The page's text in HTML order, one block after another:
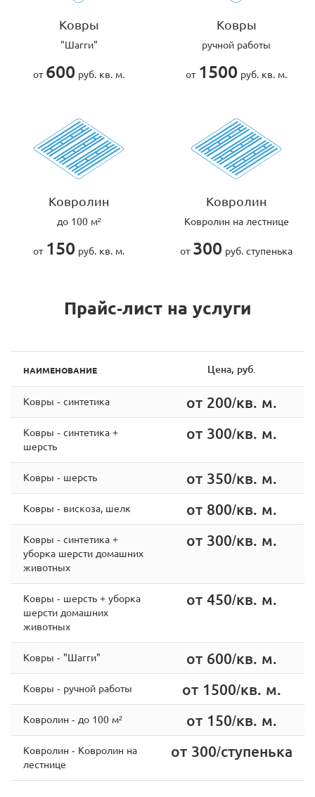
Ковры
"Шагги"
от 600 руб. кв. м.
Ковры
ручной работы
от 1500 руб. кв. м.
Ковролин
до 100 м²
от 150 руб. кв. м.
Ковролин
Ковролин на лестнице
от 300 руб. ступенька
Прайс-лист на услуги
НАИМЕНОВАНИЕ Цена, руб.
Ковры - синтетика от 200/кв. м.
Ковры - синтетика +
шерсть
от 300/кв. м.
Ковры - шерсть от 350/кв. м.
Ковры - вискоза, шелк от 800/кв. м.
Ковры - cинтетика +
уборка шерсти домашних
животных
от 300/кв. м.
Ковры - шерсть + уборка
шерсти домашних
животных
от 450/кв. м.
Ковры - "Шагги" от 600/кв. м.
Ковры - ручной работы от 1500/кв. м.
Ковролин - до 100 м² от 150/кв. м.
Ковролин - Ковролин на
лестнице
от 300/ступенька